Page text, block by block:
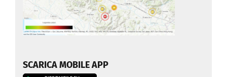
SCARICA MOBILE APP